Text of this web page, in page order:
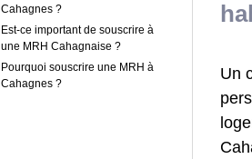
Cahagnes ?
Est-ce important de souscrire à
une MRH Cahagnaise ?
Pourquoi souscrire une MRH à
Cahagnes ?
Un